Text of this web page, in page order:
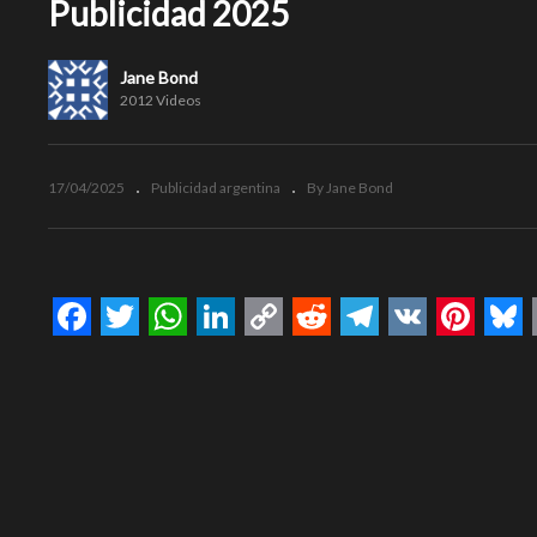
Publicidad 2025
Jane Bond
2012 Videos
17/04/2025 Publicidad argentina By Jane Bond